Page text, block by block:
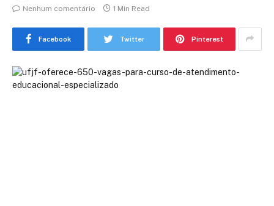
Nenhum comentário
1 Min Read
Facebook Twitter Pinterest